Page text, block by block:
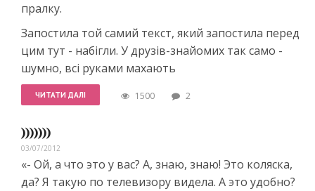
пралку.
Запостила той самий текст, який запостила перед
цим тут - набігли. У друзів-знайомих так само -
шумно, всі руками махають
ЧИТАТИ ДАЛІ 1500 2
)))))))
03/07/2012
«- Ой, а что это у вас? А, знаю, знаю! Это коляска,
да? Я такую по телевизору видела. А это удобно?